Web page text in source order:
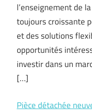
l’enseignement de
toujours croissante
et des solutions
opportunités
investir dans un
[…]
Pièce détachée